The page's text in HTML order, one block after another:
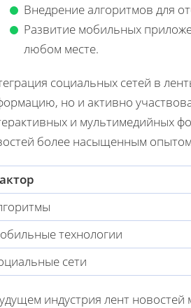
Внедрение алгоритмов для
Развитие мобильных
любом месте.
социальных сетей в
но и активно
и мультимедийных
более насыщенным
технологии
сети
индустрия лент